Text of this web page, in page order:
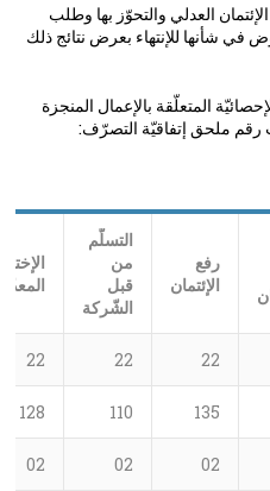
العدلي والتحوّز بها وطلب
في شأنها للإنتهاء بعرض نتائج ذلك
المتعلّقة بالإعمال المنجزة
ملحق إتفاقيّة التصرّف:
رفع
الإئتمان
التسلّم
من
قبل
الشّركة
المعدّة
22
22
22
135
110
128
02
02
02